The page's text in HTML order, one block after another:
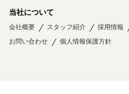
当社について
会社概要 スタッフ紹介 採用情報
お問い合わせ
個人情報保護方針